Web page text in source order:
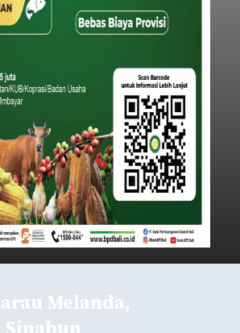
Melanda,
Sinabun
Air Bersih
tersebut menyebabkan
mulai mengalami